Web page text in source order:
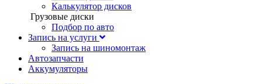
Калькулятор дисков
Грузовые диски
Подбор по авто
Запись на услуги
Запись на шиномонтаж
Автозапчасти
Аккумуляторы